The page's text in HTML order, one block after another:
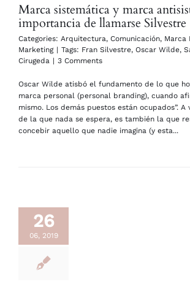
Marca sistemática y marca
importancia de llamarse
Categories: Arquitectura, Comunicación, Marca
Marketing | Tags: Fran Silvestre, Oscar Wilde,
Cirugeda | 3 Comments
Oscar Wilde atisbó el fundamento de lo que
marca personal (personal branding), cuando
mismo. Los demás puestos están ocupados”. A
de la que nada se espera, es también la que
concebir aquello que nadie imagina (y esta...
26
06, 2019